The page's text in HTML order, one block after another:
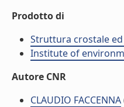
Prodotto di
Struttura crostale ed
Institute of
Autore CNR
CLAUDIO FACCENNA